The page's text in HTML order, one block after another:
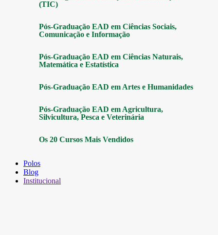
(TIC)
Pós-Graduação EAD em Ciências Sociais,
Comunicação e Informação
Pós-Graduação EAD em Ciências Naturais,
Matemática e Estatística
Pós-Graduação EAD em Artes e Humanidades
Pós-Graduação EAD em Agricultura,
Silvicultura, Pesca e Veterinária
Os 20 Cursos Mais Vendidos
Polos
Blog
Institucional